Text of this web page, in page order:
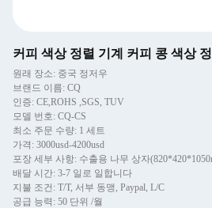
커피 색상 정렬 기계 커피 콩 색상
원래 장소: 중국 정저우
브랜드 이름: CQ
인증: CE,ROHS ,SGS, TUV
모델 번호: CQ-CS
최소 주문 수량: 1 세트
가격: 3000usd-4200usd
포장 세부 사항: 수출용 나무 상자
배달 시간: 3-7 일로 일합니다
지불 조건: T/T, 서부 동맹, Paypal, L/C
공급 능력: 50 단위 /월